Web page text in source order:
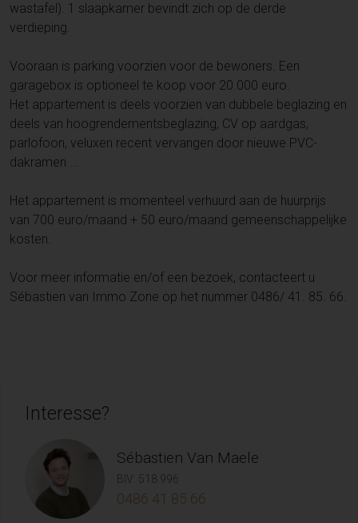
wastafel). 1 slaapkamer bevindt zich op de derde
verdieping.
Vooraan is parking voorzien voor de bewoners. Een
garagebox is optioneel te koop voor 20.000 euro.
Het appartement is deels voorzien van dubbele beglazing en
deels van hoogrendementsbeglazing, CV op aardgas,
parlofoon, veluxen recent vervangen door nieuwe PVC-
dakramen ...
Het appartement is momenteel verhuurd aan de huurprijs
van 700 euro/maand + 50 euro/maand gemeenschappelijke
kosten.
Voor meer informatie en/of een bezoek, contacteert u
Sébastien van Immo Zone op het nummer 0486/ 41. 85. 66.
Interesse?
Sébastien Van Maele
BIV: 518.996
0486 41 85 66